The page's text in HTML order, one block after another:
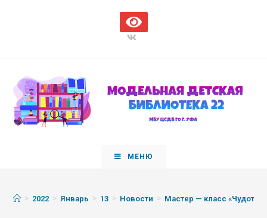
МЕНЮ
> 2022 > Январь > 13 > Новости > Мастер — класс